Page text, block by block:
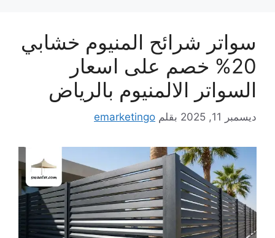
سواتر شرائح المنيوم خشابي
20% خصم على اسعار
السواتر الالمنيوم بالرياض
ديسمبر 11, 2025 بقلم emarketingo